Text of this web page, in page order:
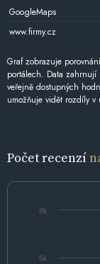
GoogleMaps
www.firmy.cz
Graf zobrazuje
portálech. Data
veřejně dostupných
umožňuje vidět rozdíly
Počet recenzí
6k
8k